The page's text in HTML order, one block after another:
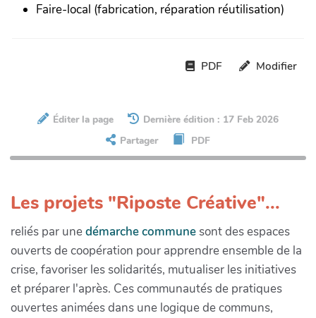
Faire-local (fabrication, réparation réutilisation)
PDF Modifier
Éditer la page
Dernière édition : 17 Feb 2026
Partager
PDF